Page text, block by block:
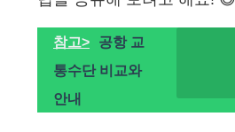
참고>
공항 교
통수단 비교와
안내